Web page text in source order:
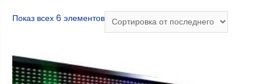
Показ всех 6 элементов